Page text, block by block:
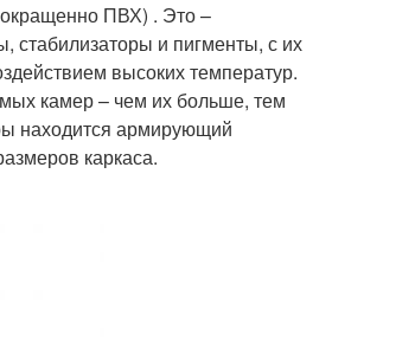
ПВХ) . Это –
стабилизаторы и пигменты, с их
высоких температур.
камер – чем их больше, тем
находится армирующий
каркаса.